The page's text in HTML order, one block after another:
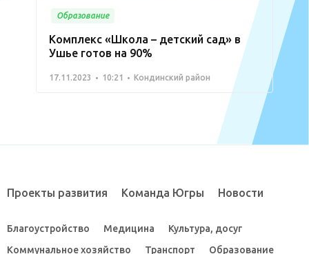
Образование
Комплекс «Школа – детский сад» в
Ушье готов на 90%
17.11.2023 10:21 Кондинский район
Проекты развития Команда Югры Новости
Благоустройство Медицина
Культура, досуг
Коммунальное хозяйство
Транспорт Образование